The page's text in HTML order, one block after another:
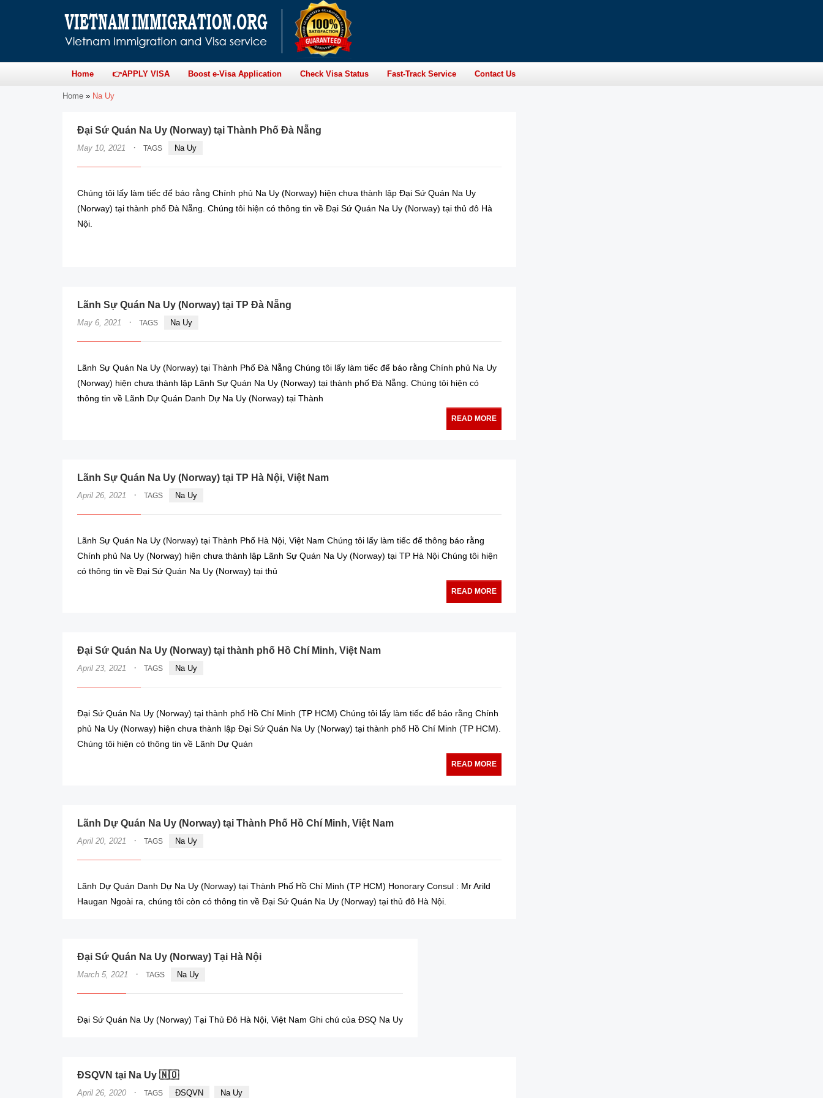
Home 👉APPLY VISA Boost e-Visa Application Check Visa Status Fast-Track Service Contact Us
Home » Na Uy
Đại Sứ Quán Na Uy (Norway) tại Thành Phố Đà Nẵng
May 10, 2021 · TAGS Na Uy
Chúng tôi lấy làm tiếc để báo rằng Chính phủ Na Uy (Norway) hiện chưa thành lập Đại Sứ Quán Na Uy
(Norway) tại thành phố Đà Nẵng. Chúng tôi hiện có thông tin về Đại Sứ Quán Na Uy (Norway) tại thủ đô Hà
Nội.
Lãnh Sự Quán Na Uy (Norway) tại TP Đà Nẵng
May 6, 2021 · TAGS Na Uy
Lãnh Sự Quán Na Uy (Norway) tại Thành Phố Đà Nẵng Chúng tôi lấy làm tiếc để báo rằng Chính phủ Na Uy
(Norway) hiện chưa thành lập Lãnh Sự Quán Na Uy (Norway) tại thành phố Đà Nẵng. Chúng tôi hiện có
thông tin về Lãnh Dự Quán Danh Dự Na Uy (Norway) tại Thành
READ MORE
Lãnh Sự Quán Na Uy (Norway) tại TP Hà Nội, Việt Nam
April 26, 2021 · TAGS Na Uy
Lãnh Sự Quán Na Uy (Norway) tại Thành Phố Hà Nội, Việt Nam Chúng tôi lấy làm tiếc để thông báo rằng
Chính phủ Na Uy (Norway) hiện chưa thành lập Lãnh Sự Quán Na Uy (Norway) tại TP Hà Nội Chúng tôi hiện
có thông tin về Đại Sứ Quán Na Uy (Norway) tại thủ
READ MORE
Đại Sứ Quán Na Uy (Norway) tại thành phố Hồ Chí Minh, Việt Nam
April 23, 2021 · TAGS Na Uy
Đại Sứ Quán Na Uy (Norway) tại thành phố Hồ Chí Minh (TP HCM) Chúng tôi lấy làm tiếc để báo rằng Chính
phủ Na Uy (Norway) hiện chưa thành lập Đại Sứ Quán Na Uy (Norway) tại thành phố Hồ Chí Minh (TP HCM).
Chúng tôi hiện có thông tin về Lãnh Dự Quán
READ MORE
Lãnh Dự Quán Na Uy (Norway) tại Thành Phố Hồ Chí Minh, Việt Nam
April 20, 2021 · TAGS Na Uy
Lãnh Dự Quán Danh Dự Na Uy (Norway) tại Thành Phố Hồ Chí Minh (TP HCM) Honorary Consul : Mr Arild
Haugan Ngoài ra, chúng tôi còn có thông tin về Đại Sứ Quán Na Uy (Norway) tại thủ đô Hà Nội.
Đại Sứ Quán Na Uy (Norway) Tại Hà Nội
March 5, 2021 · TAGS Na Uy
Đại Sứ Quán Na Uy (Norway) Tại Thủ Đô Hà Nội, Việt Nam Ghi chú của ĐSQ Na Uy
ĐSQVN tại Na Uy 🇳🇴
April 26, 2020 · TAGS ĐSQVN Na Uy